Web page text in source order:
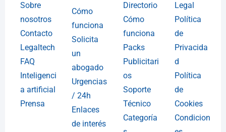
Sobre
nosotros
Contacto
Legaltech
FAQ
Inteligenci
a artificial
Prensa
Cómo
funciona
Solicita
un
abogado
Urgencias
/ 24h
Enlaces
de interés
Directorio
Cómo
funciona
Packs
Publicitari
os
Soporte
Técnico
Categoría
Legal
Política
de
Privacida
d
Política
de
Cookies
Condicion